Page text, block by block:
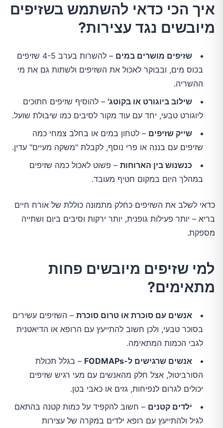
איך הכי כדאי להשתמש בשזיפים
מיובשים נגד עצירות?
שזיפים מושרים במים
– להשרות בערב 4-5 שזיפים
בכוס מים, ובבוקר לאכול את השזיפים ולשתות גם את מי
ההשריה.
שילוב ביוגורט או בקוטג' – להוסיף שזיפים חתוכים
ליוגורט טבעי, יחד עם עוד מקור לסיבים כמו שיבולת שועל.
שייק שזיפים – לטחון במים או בחלב צמחי כמה
שזיפים עם בננה או פרי נוסף, לקבלת "משקה מעיים" עדין.
כנשנוש בין הארוחות – פשוט לאכול כמה שזיפים
במהלך היום במקום חטיף מעובד.
כדאי לשלב את השזיפים כחלק מתמונה כוללת של אורח חיים
בריא – יותר פעילות גופנית, יותר ירקות וסיבים ביום ושתייה
מספקת.
למי שזיפים מיובשים פחות
מתאימים?
אנשים עם סוכרת או טרום סוכרת – השזיפים עשירים
בסוכר טבעי, ולכן חשוב להתייעץ עם הרופא או הדיאטנית
לגבי הכמות המתאימה.
אנשים שרגישים ל-FODMAPs
– בגלל תכולת
הסורביטול, אצל חלק מהאנשים עם מעי רגיש שזיפים
יכולים לגרום לנפיחות, גזים או כאבי בטן.
ילדים קטנים – חשוב להקפיד על כמות קטנה בהתאם
לגיל ולהתייעץ עם רופא ילדים במקרה של עצירות